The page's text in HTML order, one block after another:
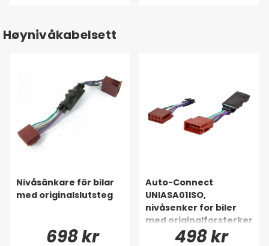
Høynivåkabelsett
Nivåsänkare för bilar
med originalslutsteg
698 kr
Auto-Connect
UNIASA01ISO,
nivåsenker for biler
med originalforsterker
498 kr